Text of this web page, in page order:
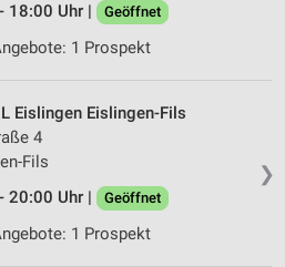
18:00 Uhr |
Geöffnet
1 Prospekt
❯
Eislingen Eislingen-Fils
4
Fils
20:00 Uhr |
Geöffnet
1 Prospekt